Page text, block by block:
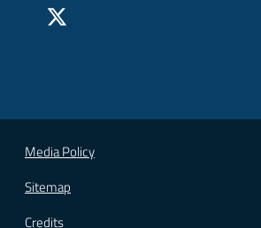
Pagina Facebook del Comune di San
Vai alla pagina
Media Policy
Sitemap
Credits